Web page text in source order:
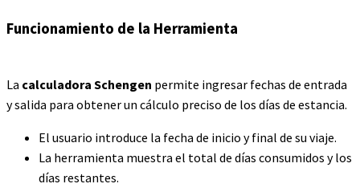
Funcionamiento de la Herramienta
La calculadora Schengen permite ingresar fechas de entrada
y salida para obtener un cálculo preciso de los días de estancia.
El usuario introduce la fecha de inicio y final de su viaje.
La herramienta muestra el total de días consumidos y los
días restantes.